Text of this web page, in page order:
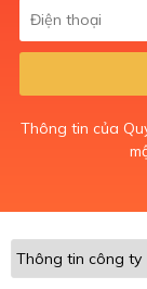
Thông tin của